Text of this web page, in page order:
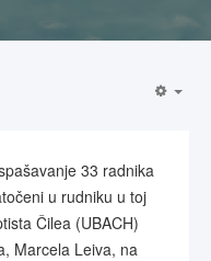
33 radnika
u rudniku u toj
Čilea (UBACH)
Marcela Leiva, na